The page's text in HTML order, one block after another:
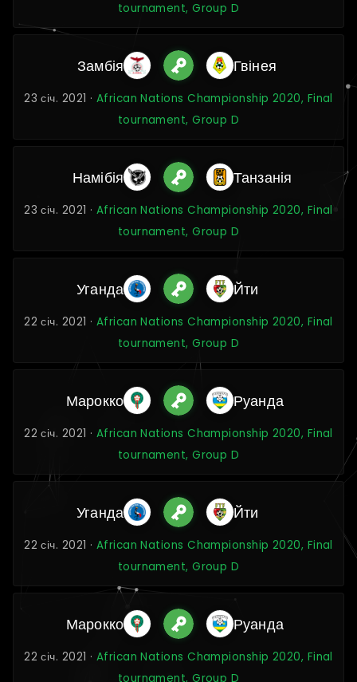
tournament, Group D
Замбія Гвінея
23 січ. 2021 · African Nations Championship 2020, Final
tournament, Group D
Намібія Танзанія
23 січ. 2021 · African Nations Championship 2020, Final
tournament, Group D
Уганда Йти
22 січ. 2021 · African Nations Championship 2020, Final
tournament, Group D
Марокко Руанда
22 січ. 2021 · African Nations Championship 2020, Final
tournament, Group D
Уганда Йти
22 січ. 2021 · African Nations Championship 2020, Final
tournament, Group D
Марокко Руанда
22 січ. 2021 · African Nations Championship 2020, Final
tournament, Group D